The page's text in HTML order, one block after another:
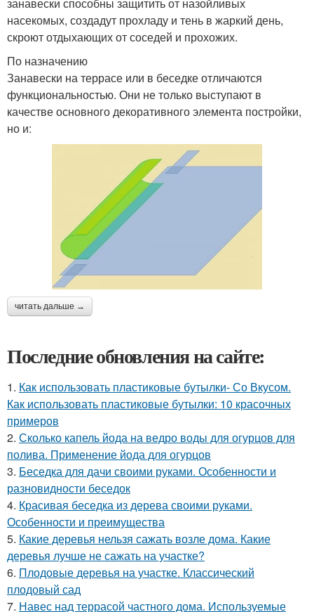
занавески способны защитить от назойливых
насекомых, создадут прохладу и тень в жаркий день,
скроют отдыхающих от соседей и прохожих.
По назначению
Занавески на террасе или в беседке отличаются
функциональностью. Они не только выступают в
качестве основного декоративного элемента постройки,
но и:
читать дальше →
Последние обновления на сайте:
1. Как использовать пластиковые бутылки- Со Вкусом.
Как использовать пластиковые бутылки: 10 красочных
примеров
2. Сколько капель йода на ведро воды для огурцов для
полива. Применение йода для огурцов
3. Беседка для дачи своими руками. Особенности и
разновидности беседок
4. Красивая беседка из дерева своими руками.
Особенности и преимущества
5. Какие деревья нельзя сажать возле дома. Какие
деревья лучше не сажать на участке?
6. Плодовые деревья на участке. Классический
плодовый сад
7. Навес над террасой частного дома. Используемые